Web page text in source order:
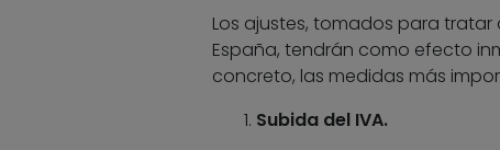
Los ajustes, tomados para tratar
España, tendrán como efecto
concreto, las medidas más
Subida del IVA.